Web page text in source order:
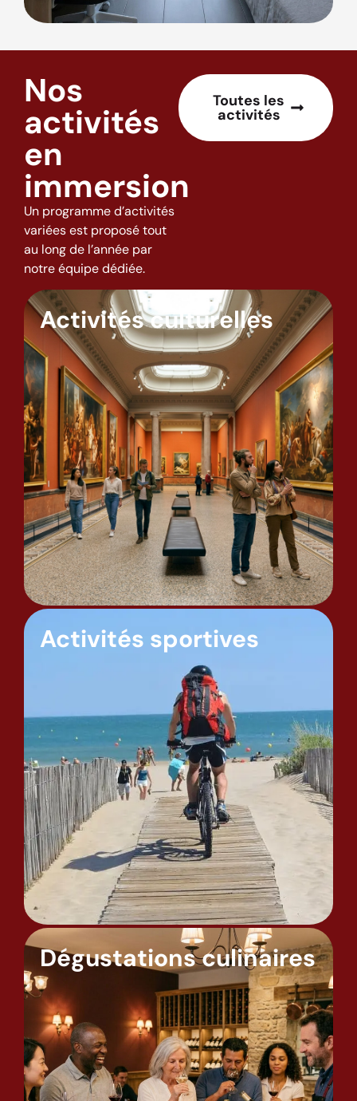
Nos
activités
en
immersion
Un programme d’activités
variées est proposé tout
au long de l’année par
notre équipe dédiée.
Toutes les
activités
Activités culturelles
Activités sportives
Dégustations culinaires